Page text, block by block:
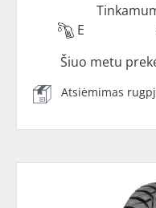
E
Šiuo metu
Atsiėmimas